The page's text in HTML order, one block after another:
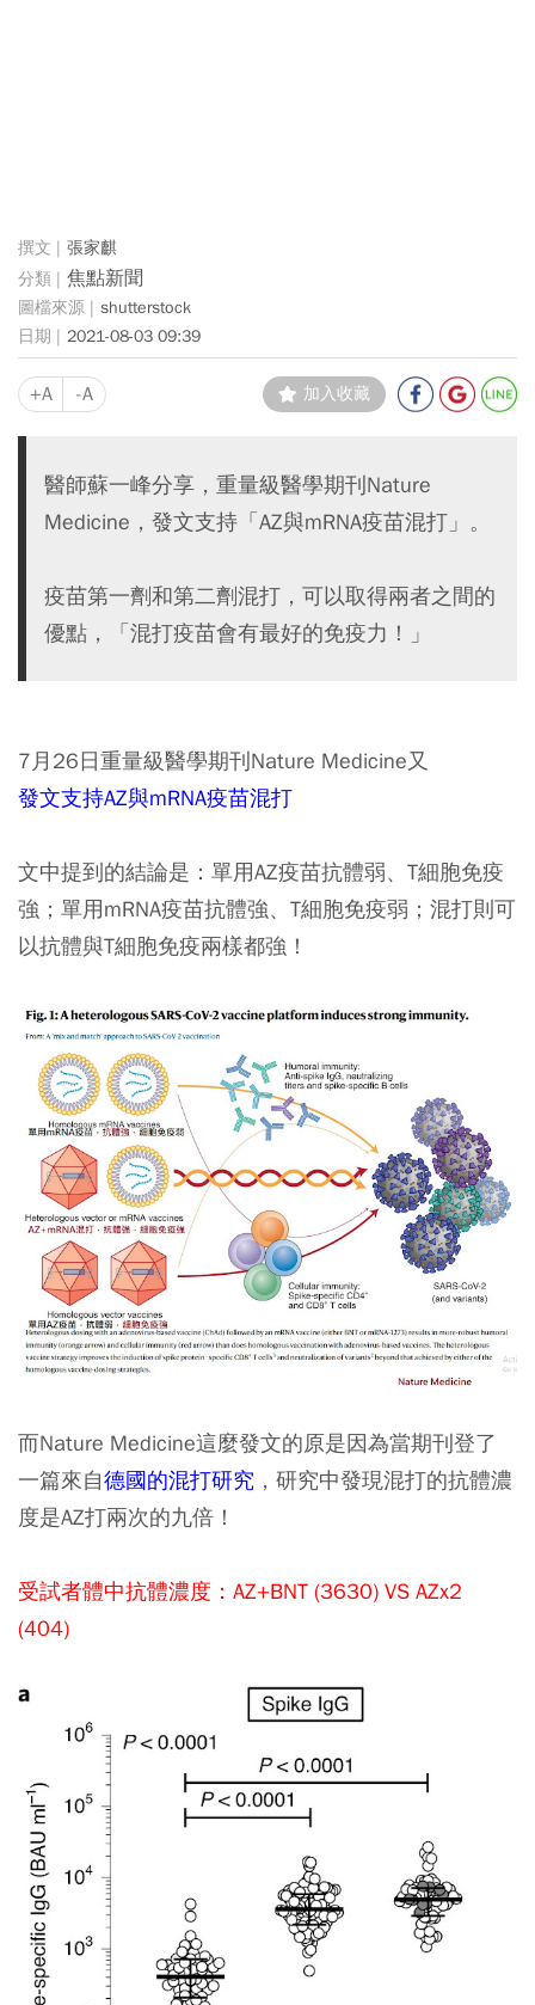
張家麒
焦點新聞
shutterstock
2021-08-03 09:39
+A -A 加入收藏
醫師蘇一峰分享，重量級醫學期刊Nature
Medicine，發文支持「AZ與mRNA疫苗混打」。
疫苗第一劑和第二劑混打，可以取得兩者之間的
優點，「混打疫苗會有最好的免疫力！」
7月26日重量級醫學期刊Nature Medicine又
發文支持AZ與mRNA疫苗混打
文中提到的結論是：單用AZ疫苗抗體弱、T細胞免疫
強；單用mRNA疫苗抗體強、T細胞免疫弱； 混打則可
以抗體與T細胞免疫兩樣都強！
而Nature Medicine這麼發文的原是因為當期刊登了
一篇來自德國的混打研究 ，研究中發現混打的抗體濃
度是AZ打兩次的九倍！
受試者體中抗體濃度：AZ+BNT (3630) VS AZx2
(404)